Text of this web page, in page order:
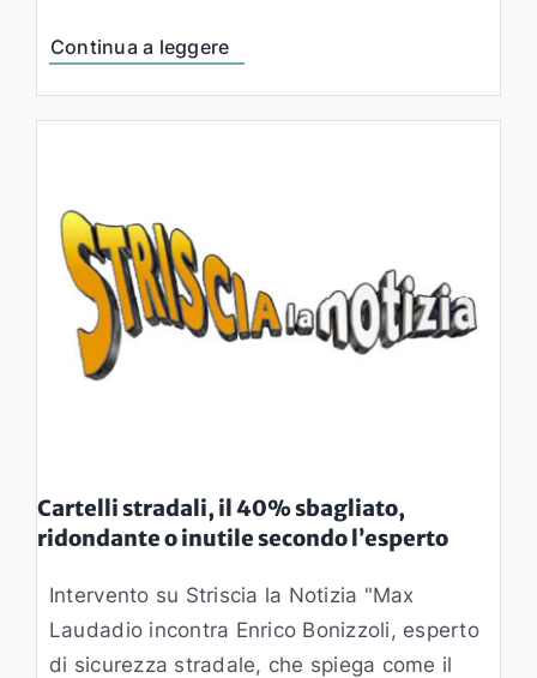
Continua a leggere
Cartelli stradali, il 40% sbagliato,
ridondante o inutile secondo l’esperto
Intervento su Striscia la Notizia "Max
Laudadio incontra Enrico Bonizzoli, esperto
di sicurezza stradale, che spiega come il